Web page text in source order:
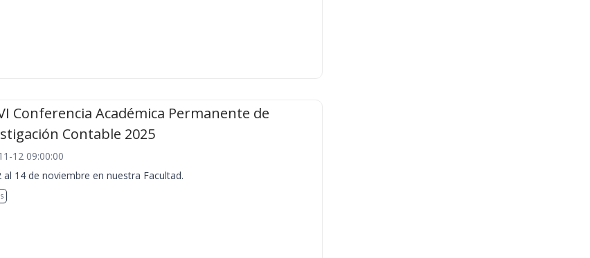
Conferencia Académica Permanente de
Contable 2025
12 09:00:00
al 14 de noviembre en nuestra Facultad.